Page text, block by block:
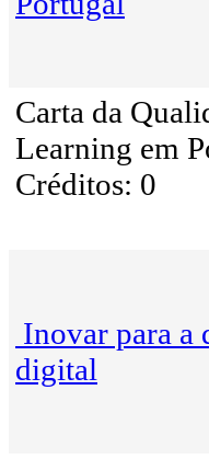
Carta da
Learning em
Créditos: 0
Inovar para a
digital